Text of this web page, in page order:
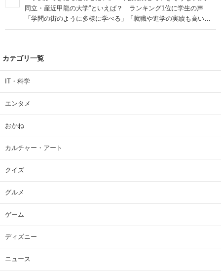
同立・産近甲龍の大学”といえば？ ランキング1位に学生の声
「学問の街のように多様に学べる」「就職や進学の実績も高い」
| 大学 ねとらぼリサーチ
カテゴリ一覧
IT・科学
エンタメ
おかね
カルチャー・アート
クイズ
グルメ
ゲーム
ディズニー
ニュース